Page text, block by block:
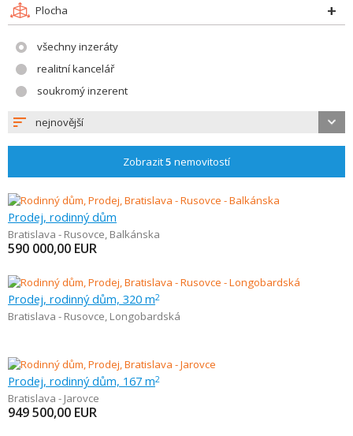
Plocha
všechny inzeráty
realitní kancelář
soukromý inzerent
nejnovější
Zobrazit5 nemovitostí
Prodej, rodinný dům
Bratislava - Rusovce, Balkánska
590 000,00 EUR
Prodej, rodinný dům, 320 m2
Bratislava - Rusovce, Longobardská
Prodej, rodinný dům, 167 m2
Bratislava - Jarovce
949 500,00 EUR